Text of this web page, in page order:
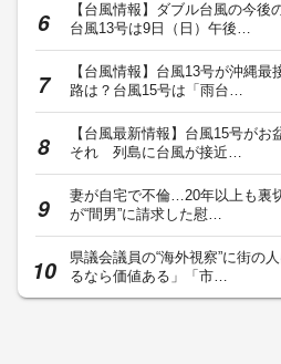
【台風情報】ダブル台風の今
台風13号は9日（日）午後…
【台風情報】台風13号が沖縄最
路は？台風15号は「雨台…
【台風最新情報】台風15号がお
それ 列島に台風が接近…
妻が自宅で不倫…20年以上も裏
が“間男”に請求した慰…
県議会議員の“海外視察”に街の
るなら価値ある」「市…